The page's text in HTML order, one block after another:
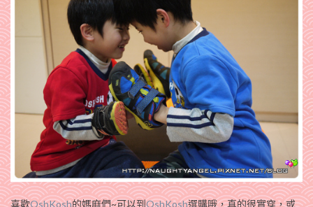
喜歡OshKosh的媽麻們~可以到OshKosh選購哦，真的很實穿，或